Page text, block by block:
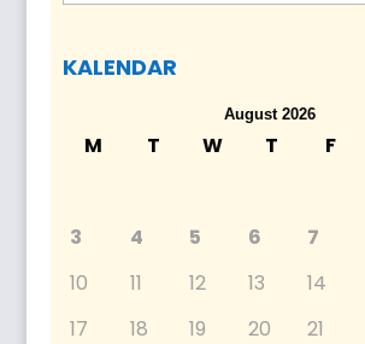
KALENDAR
August 2026
M T W T F
3
4 5 6 7
10
11 12 13 14
17
18 19 20 21